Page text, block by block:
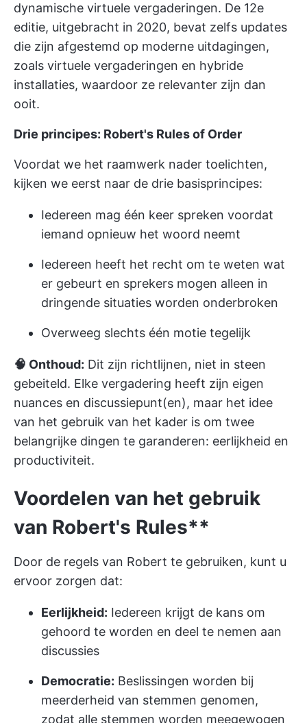
dynamische virtuele vergaderingen. De 12e
editie, uitgebracht in 2020, bevat zelfs updates
die zijn afgestemd op moderne uitdagingen,
zoals virtuele vergaderingen en hybride
installaties, waardoor ze relevanter zijn dan
ooit.
Drie principes: Robert's Rules of Order
Voordat we het raamwerk nader toelichten,
kijken we eerst naar de drie basisprincipes:
Iedereen mag één keer spreken voordat
iemand opnieuw het woord neemt
Iedereen heeft het recht om te weten wat
er gebeurt en sprekers mogen alleen in
dringende situaties worden onderbroken
Overweeg slechts één motie tegelijk
🧠 Onthoud: Dit zijn richtlijnen, niet in steen
gebeiteld. Elke vergadering heeft zijn eigen
nuances en discussiepunt(en), maar het idee
van het gebruik van het kader is om twee
belangrijke dingen te garanderen: eerlijkheid en
productiviteit.
Voordelen van het gebruik
van Robert's Rules**
Door de regels van Robert te gebruiken, kunt u
ervoor zorgen dat:
Eerlijkheid: Iedereen krijgt de kans om
gehoord te worden en deel te nemen aan
discussies
Democratie: Beslissingen worden bij
meerderheid van stemmen genomen,
zodat alle stemmen worden meegewogen